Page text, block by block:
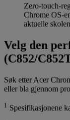
Zero-touch-
Chrome OS-
aktuelle
Velg den
(C852/
Søk etter Acer
eller bla gjennom
1 Spesifikasjonene